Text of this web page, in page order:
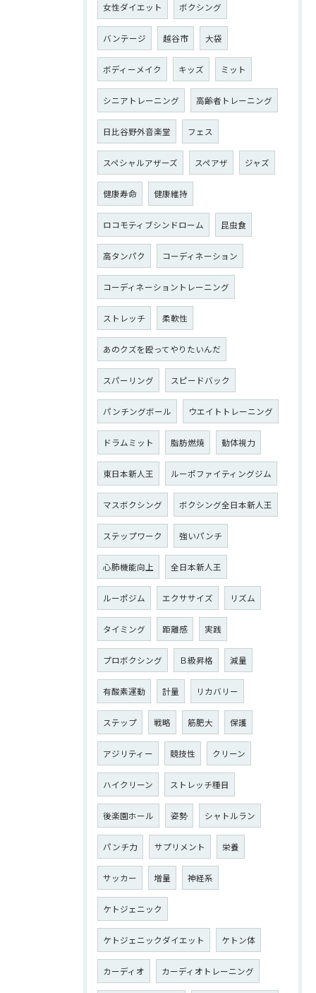
女性ダイエット ボクシング
バンテージ 越谷市 大袋
ボディーメイク キッズ ミット
シニアトレーニング 高齢者トレーニング
日比谷野外音楽堂 フェス
スペシャルアザーズ スペアザ ジャズ
健康寿命 健康維持
ロコモティブシンドローム 昆虫食
高タンパク コーディネーション
コーディネーショントレーニング
ストレッチ 柔軟性
あのクズを殴ってやりたいんだ
スパーリング スピードバック
パンチングボール ウエイトトレーニング
ドラムミット 脂肪燃焼 動体視力
東日本新人王 ルーポファイティングジム
マスボクシング ボクシング全日本新人王
ステップワーク 強いパンチ
心肺機能向上 全日本新人王
ルーポジム エクササイズ リズム
タイミング 距離感 実践
プロボクシング Ｂ級昇格 減量
有酸素運動 計量 リカバリー
ステップ 戦略 筋肥大 保護
アジリティー 競技性 クリーン
ハイクリーン ストレッチ種目
後楽園ホール 姿勢 シャトルラン
パンチ力 サプリメント 栄養
サッカー 増量 神経系
ケトジェニック
ケトジェニックダイエット ケトン体
カーディオ カーディオトレーニング